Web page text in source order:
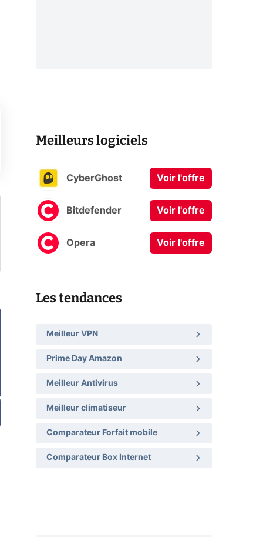
Meilleurs logiciels
CyberGhost Voir l'offre
Bitdefender Voir l'offre
Opera Voir l'offre
Les tendances
Meilleur VPN
Prime Day Amazon
Meilleur Antivirus
Meilleur climatiseur
Comparateur Forfait mobile
Comparateur Box Internet